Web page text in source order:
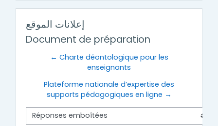
إعلانات الموقع
Document de préparation
← Charte déontologique pour les
enseignants
Plateforme nationale d’expertise des
supports pédagogiques en ligne →
Type d'affichage